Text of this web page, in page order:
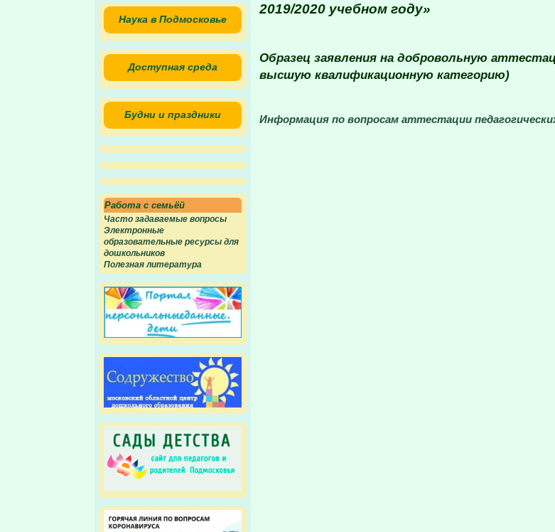
Наука в Подмосковье
Доступная среда
Будни и праздники
Работа с семьёй
Часто задаваемые вопросы
Электронные
образовательные ресурсы для
дошкольников
Полезная литература
2019/2020 учебном году»
Образец заявления на добровольную
высшую квалификационную категорию)
Информация по вопросам аттестации